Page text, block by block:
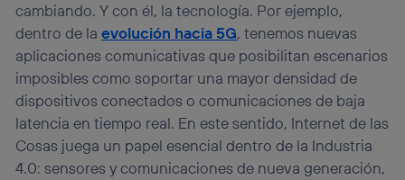
cambiando. Y con él, la tecnología. Por ejemplo,
dentro de laevolución hacia 5G, tenemos nuevas
aplicaciones comunicativas que posibilitan escenarios
imposibles como soportar una mayor densidad de
dispositivos conectados o comunicaciones de baja
latencia en tiempo real. En este sentido, Internet de las
Cosas juega un papel esencial dentro de la Industria
4.0: sensores y comunicaciones de nueva generación,